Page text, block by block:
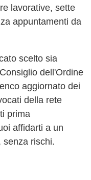
lavorative, sette
appuntamenti da
scelto sia
dell'Ordine
aggiornato dei
della rete
prima
affidarti a un
senza rischi.